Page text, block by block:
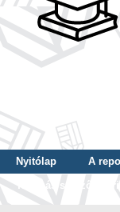
Nyitólap A
Tallózás szerző